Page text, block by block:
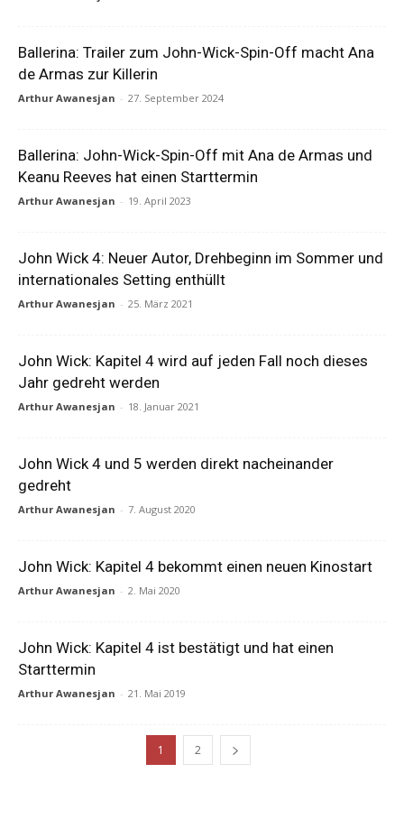
Ballerina: Trailer zum John-Wick-Spin-Off macht Ana
de Armas zur Killerin
Arthur Awanesjan - 27. September 2024
Ballerina: John-Wick-Spin-Off mit Ana de Armas und
Keanu Reeves hat einen Starttermin
Arthur Awanesjan - 19. April 2023
John Wick 4: Neuer Autor, Drehbeginn im Sommer und
internationales Setting enthüllt
Arthur Awanesjan - 25. März 2021
John Wick: Kapitel 4 wird auf jeden Fall noch dieses
Jahr gedreht werden
Arthur Awanesjan - 18. Januar 2021
John Wick 4 und 5 werden direkt nacheinander
gedreht
Arthur Awanesjan - 7. August 2020
John Wick: Kapitel 4 bekommt einen neuen Kinostart
Arthur Awanesjan - 2. Mai 2020
John Wick: Kapitel 4 ist bestätigt und hat einen
Starttermin
Arthur Awanesjan - 21. Mai 2019
1 2